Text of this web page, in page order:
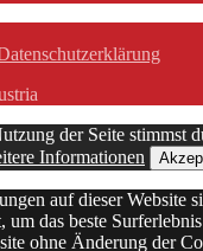
der Seite stimmst
Informationen
auf dieser Website
um das beste
ohne Änderung der